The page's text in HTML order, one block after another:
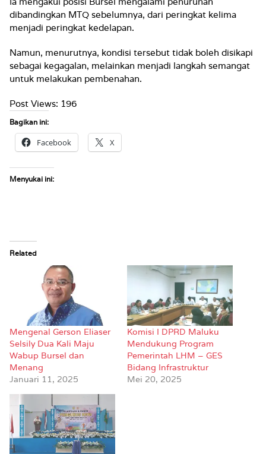
dibandingkan MTQ sebelumnya, dari peringkat kelima
menjadi peringkat kedelapan.
Namun, menurutnya, kondisi tersebut tidak boleh disikapi
sebagai kegagalan, melainkan menjadi langkah semangat
untuk melakukan pembenahan.
Post Views: 196
Bagikan ini:
Facebook X
Menyukai ini:
Related
Mengenal Gerson Eliaser
Selsily Dua Kali Maju
Wabup Bursel dan
Menang
Januari 11, 2025
Komisi I DPRD Maluku
Mendukung Program
Pemerintah LHM – GES
Bidang Infrastruktur
Mei 20, 2025